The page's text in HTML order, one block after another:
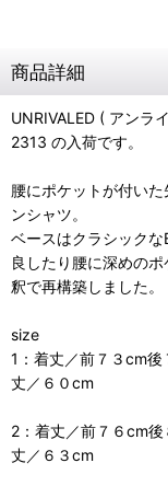
商品詳細
UNRIVALED ( アンラ
2313 の入荷です。
腰にポケットが付い
ンシャツ。
ベースはクラシック
良したり腰に深めの
釈で再構築しました。
size
1：着丈／前７３cm
丈／６０cm
2：着丈／前７６cm
丈／６３cm